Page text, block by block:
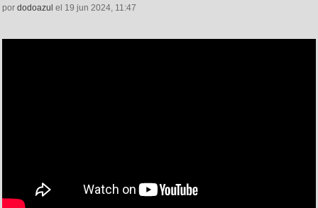
por dodoazul el 19 jun 2024, 11:47